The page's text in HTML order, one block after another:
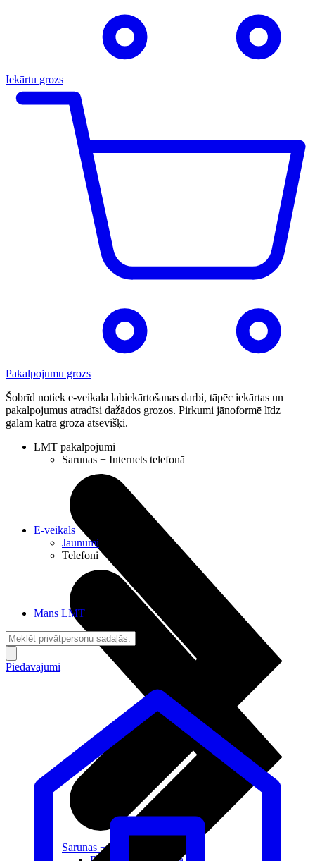
Iekārtu grozs
Pakalpojumu grozs
Šobrīd notiek e-veikala labiekārtošanas darbi, tāpēc iekārtas un
pakalpojumus atradīsi dažādos grozos. Pirkumi jānoformē līdz
galam katrā grozā atsevišķi.
LMT pakalpojumi
Sarunas + Internets telefonā
Sarunas + Internets
E-veikals
Jaunumi
Telefoni
Mans LMT
Piedāvājumi